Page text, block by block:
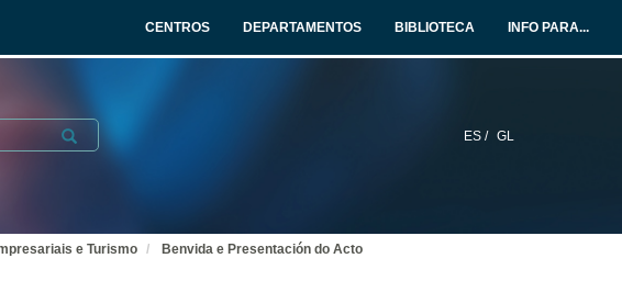
CENTROS DEPARTAMENTOS BIBLIOTECA INFO PARA...
ES / GL
Submit
e Turismo Benvida e Presentación do Acto